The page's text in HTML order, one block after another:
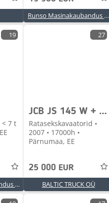
Runso Masinakaubandus OÜ
19
7 t
Runso Masinakaubandus OÜ
27
JCB JS 145 W + BUCKET
Ratasekskavaatorid •
2007 • 17000h •
Pärnumaa, EE
25 000 EUR
BALTIC TRUCK OÜ